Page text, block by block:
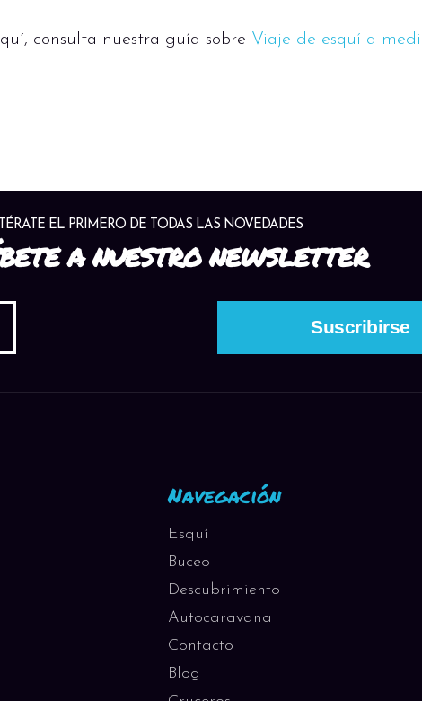
consulta nuestra guía sobre Viaje de esquí a
EL PRIMERO DE TODAS LAS NOVEDADES
A NUESTRO NEWSLETTER
Navegación
Esquí
Buceo
Descubrimiento
Autocaravana
Contacto
Blog